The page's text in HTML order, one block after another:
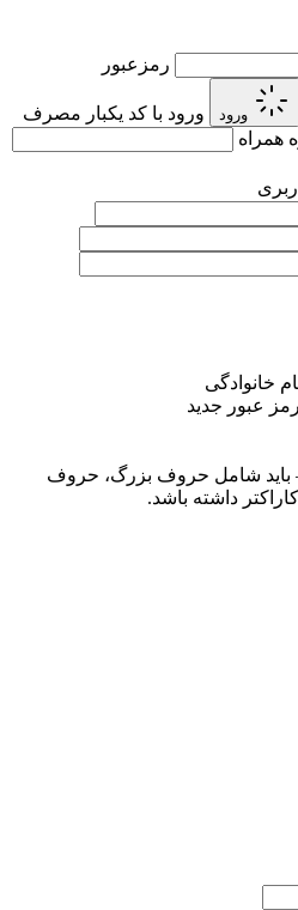
رمزعبور
ورود
ورود با کد یکبار مصرف
همراه
خانوادگی
رمز عبور جدید
شامل حروف بزرگ، حروف